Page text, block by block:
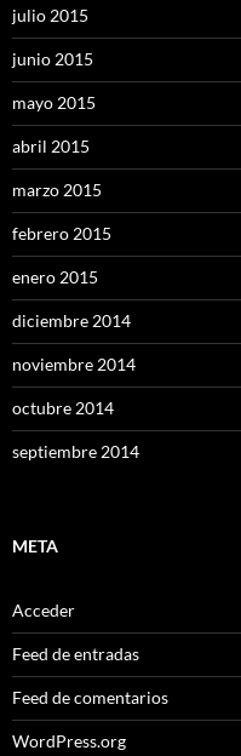
julio 2015
junio 2015
mayo 2015
abril 2015
marzo 2015
febrero 2015
enero 2015
diciembre 2014
noviembre 2014
octubre 2014
septiembre 2014
META
Acceder
Feed de entradas
Feed de comentarios
WordPress.org